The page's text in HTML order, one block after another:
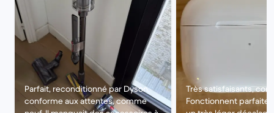
Parfait, reconditionné par Dyson,
conforme aux attentes, comme
Très satisfaisants,
Fonctionnent